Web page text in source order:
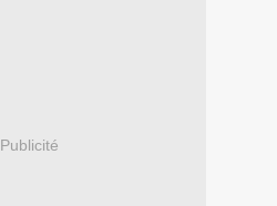
Publicité